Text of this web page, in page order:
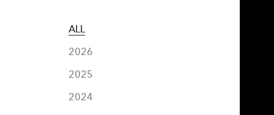
ALL
2026
2025
2024